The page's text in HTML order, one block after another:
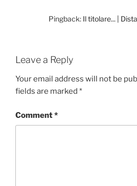
Pingback: Il titolare... |
Leave a Reply
Your email address will not be
fields are marked *
Comment*